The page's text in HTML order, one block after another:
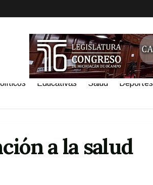
Educativas Salud Deportes
a la salud